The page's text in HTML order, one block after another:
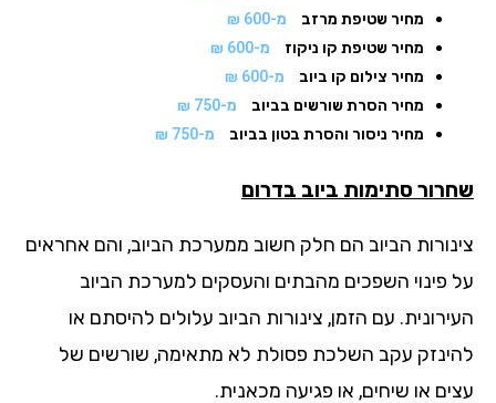
מחיר שטיפת מרזב
מ-600 ₪
מחיר שטיפת קו ניקוז
מ-600 ₪
מחיר צילום קו ביוב
מ-600 ₪
מחיר הסרת שורשים בביוב
מ-750 ₪
מחיר ניסור והסרת בטון בביוב
מ-750 ₪
סתימות ביובבדרום
הביוב הם חלק חשוב ממערכת הביוב, והם אחראים
פינוי השפכים מהבתים והעסקים למערכת הביוב
עם הזמן, צינורות הביוב עלולים להיסתם או
עקב השלכת פסולת לא מתאימה, שורשים של
או שיחים, או פגיעה מכאנית.